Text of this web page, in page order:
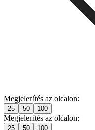
Megjelenítés az oldalon:
25 50 100
Megjelenítés az oldalon:
25 50 100